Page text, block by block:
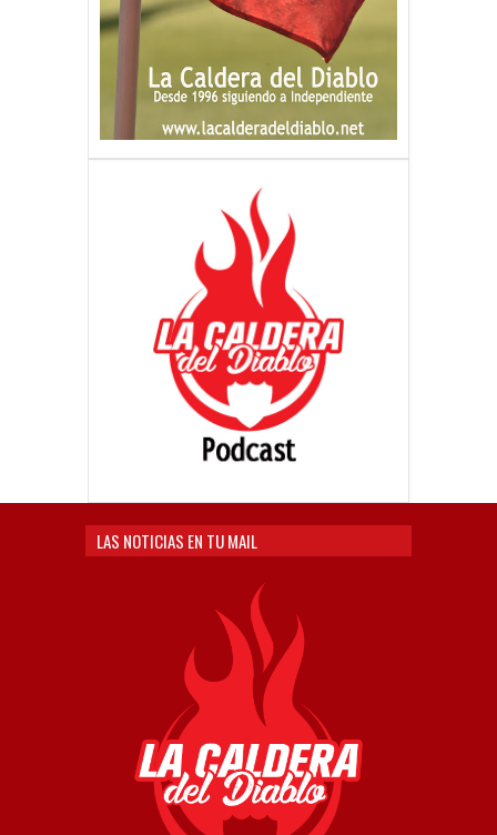
LAS NOTICIAS EN TU MAIL